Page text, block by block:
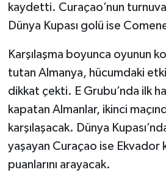
kaydetti. Curaçao’nun
Dünya Kupası golü ise
Karşılaşma boyunca oyunun
tutan Almanya, hücumdaki
dikkat çekti. E Grubu’nda ilk
kapatan Almanlar, ikinci
karşılaşacak. Dünya
yaşayan Curaçao ise Ekvador
puanlarını arayacak.